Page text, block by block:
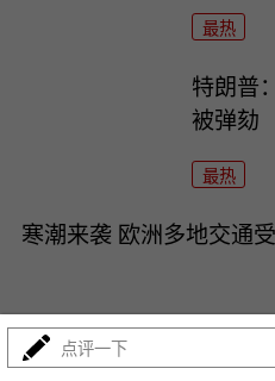
最热
特朗普
被弹劾
最热
寒潮来袭 欧洲多地交通
点评一下